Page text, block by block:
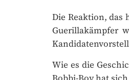
Die Reaktion, das
Guerillakämpfer
Wie es die
Bobbi-Boy hat